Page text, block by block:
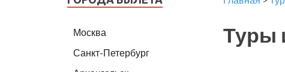
Туры
Москва
Санкт-Петербург